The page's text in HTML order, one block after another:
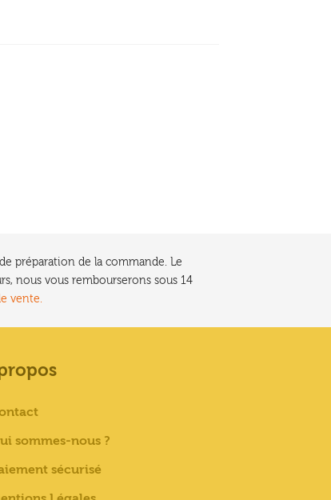
préparation de la commande. Le
nous vous rembourserons sous 14
vente.
sommes-nous ?
sécurisé